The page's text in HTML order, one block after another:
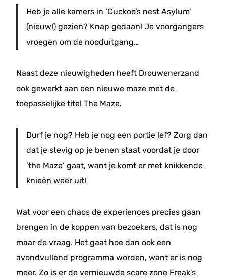
Heb je alle kamers in ‘Cuckoo’s nest Asylum’
(nieuw!) gezien? Knap gedaan! Je voorgangers
vroegen om de nooduitgang…
Naast deze nieuwigheden heeft Drouwenerzand
ook gewerkt aan een nieuwe maze met de
toepasselijke titel The Maze.
Durf je nog? Heb je nog een portie lef? Zorg dan
dat je stevig op je benen staat voordat je door
’the Maze’ gaat, want je komt er met knikkende
knieën weer uit!
Wat voor een chaos de experiences precies gaan
brengen in de koppen van bezoekers, dat is nog
maar de vraag. Het gaat hoe dan ook een
avondvullend programma worden, want er is nog
meer. Zo is er de vernieuwde scare zone Freak’s